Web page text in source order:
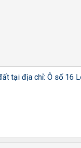
tại địa chỉ: Ô số 16